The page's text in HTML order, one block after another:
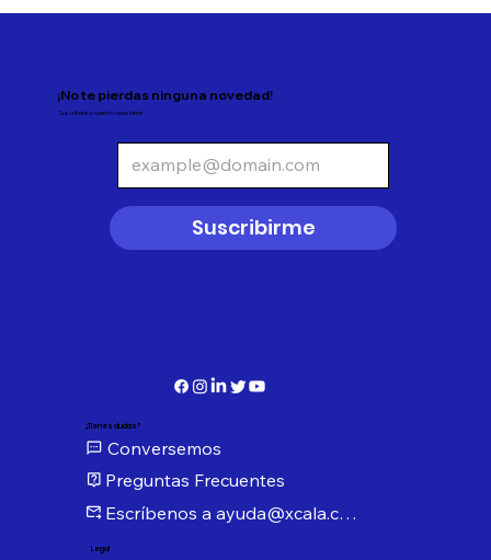
¿Tienes dudas?
Conversemos
Preguntas Frecuentes
Escríbenos a ayuda@xcala.com
Legal
¡No te pierdas ninguna novedad!
Suscríbete a nuestro newsletter
Suscribirme